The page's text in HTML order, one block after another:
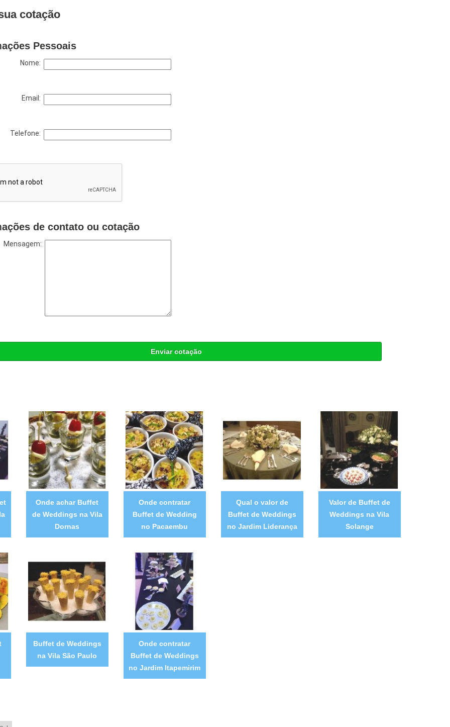
cotação
Pessoais
Nome:
Email:
Telefone:
de contato ou cotação
Mensagem:
Enviar cotação
Onde achar Buffet
de Weddings na Vila
Dornas
Onde contratar
Buffet de Wedding
no Pacaembu
Qual o valor de
Buffet de Weddings
no Jardim Liderança
Valor de Buffet de
Weddings na Vila
Solange
Buffet de Weddings
na Vila São Paulo
Onde contratar
Buffet de Weddings
no Jardim Itapemirim